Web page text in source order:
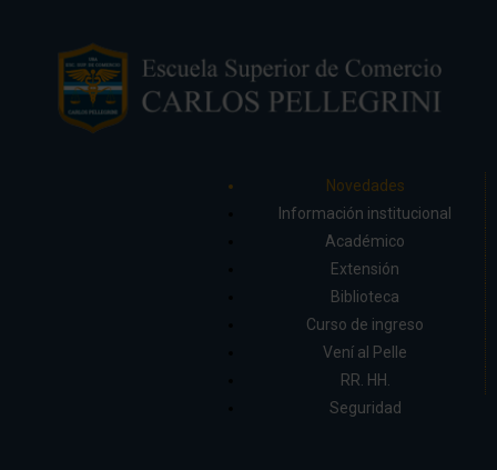
Novedades
Información institucional
Académico
Extensión
Biblioteca
Curso de ingreso
Vení al Pelle
RR. HH.
Seguridad